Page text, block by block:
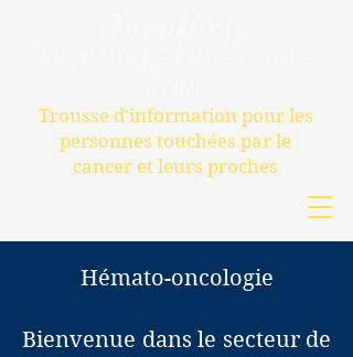
Trousse d'information pour les
personnes touchées par le
cancer et leurs proches
Hémato-oncologie
Bienvenue dans le secteur de